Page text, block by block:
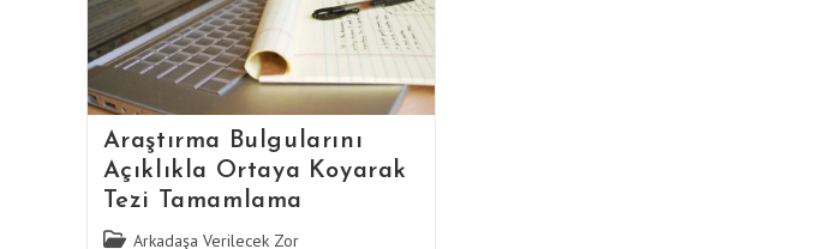
Araştırma Bulgularını
Açıklıkla Ortaya Koyarak
Tezi Tamamlama
Post Arkadaşa Verilecek Zor